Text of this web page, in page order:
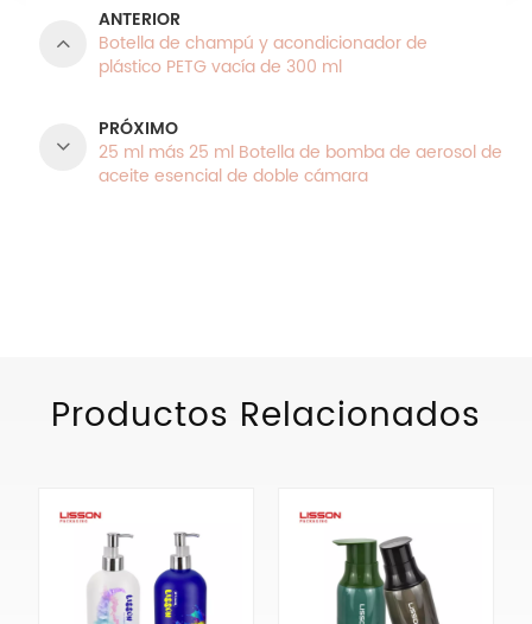
ANTERIOR
Botella de champú y acondicionador de
plástico PETG vacía de 300 ml
PRÓXIMO
25 ml más 25 ml Botella de bomba de aerosol de
aceite esencial de doble cámara
Productos Relacionados